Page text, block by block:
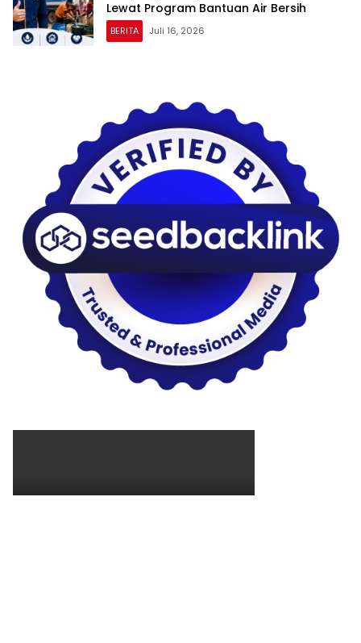
Lewat Program Bantuan Air Bersih
BERITA Juli 16, 2026